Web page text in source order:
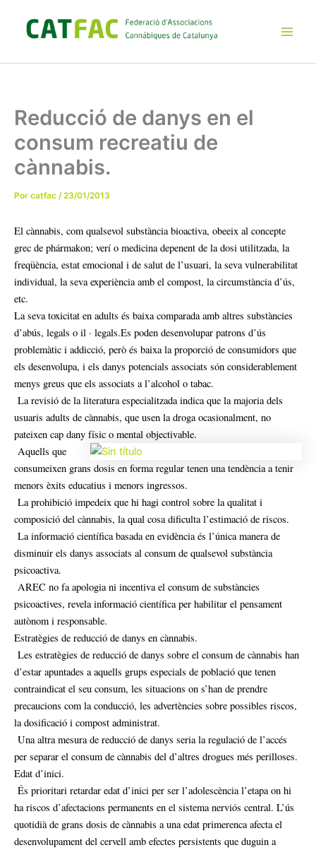
contenido
Reducció de danys en el
consum recreatiu de
cànnabis.
Por catfac /23/01/2013
El cànnabis, com qualsevol substància bioactiva, obeeix al concepte
grec de phármakon; verí o medicina depenent de la dosi utilitzada, la
freqüència, estat emocional i de salut de l’usuari, la seva vulnerabilitat
individual, la seva experiència amb el compost, la circumstància d’ús,
etc.
La seva toxicitat en adults és baixa comparada amb altres substàncies
d’abús, legals o il · legals.Es poden desenvolupar patrons d’ús
problemàtic i addicció, però és baixa la proporció de consumidors que
els desenvolupa, i els danys potencials associats són considerablement
menys greus que els associats a l’alcohol o tabac.
La revisió de la literatura especialitzada indica que la majoria dels
usuaris adults de cànnabis, que usen la droga ocasionalment, no
pateixen cap dany físic o mental objectivable.
Aquells que
consumeixen grans dosis en forma regular tenen una tendència a tenir
menors èxits educatius i menors ingressos.
La prohibició impedeix que hi hagi control sobre la qualitat i
composició del cànnabis, la qual cosa dificulta l’estimació de riscos.
La informació científica basada en evidència és l’única manera de
disminuir els danys associats al consum de qualsevol substància
psicoactiva.
AREC no fa apologia ni incentiva el consum de substàncies
psicoactives, revela informació científica per habilitar el pensament
autònom i responsable.
Estratègies de reducció de danys en cànnabis.
Les estratègies de reducció de danys sobre el consum de cànnabis han
d’estar apuntades a aquells grups especials de població que tenen
contraindicat el seu consum, les situacions on s’han de prendre
precaucions com la conducció, les advertències sobre possibles riscos,
la dosificació i compost administrat.
Una altra mesura de reducció de danys seria la regulació de l’accés
per separar el consum de cànnabis del d’altres drogues més perilloses.
Edat d’inici.
És prioritari retardar edat d’inici per ser l’adolescència l’etapa on hi
ha riscos d’afectacions permanents en el sistema nerviós central. L’ús
quotidià de grans dosis de cànnabis a una edat primerenca afecta el
desenvolupament del cervell amb efectes persistents que duguin a